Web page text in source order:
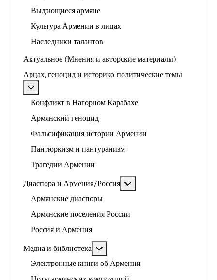
Выдающиеся армяне
Культура Армении в лицах
Наследники талантов
Актуальное (Мнения и авторские материалы)
Арцах, геноцид и историко-политические темы
Конфликт в Нагорном Карабахе
Армянский геноцид
Фальсификация истории Армении
Пантюркизм и пантуранизм
Трагедии Армении
Диаспора и Армения/Россия
Армянские диаспоры
Армянские поселения России
Россия и Армения
Медиа и библиотека
Электронные книги об Армении